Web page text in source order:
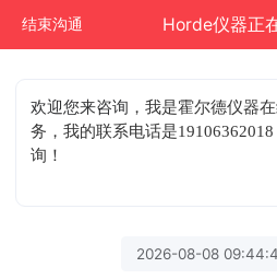
结束沟通 Horde仪器正
欢迎您来咨询 ，我是霍尔德仪器
务，我的联系电话是
询！
2026-08-08